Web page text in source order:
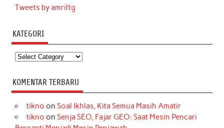
Tweets by amriltg
KATEGORI
Kategori
KOMENTAR TERBARU
tikno on Soal Ikhlas, Kita Semua Masih Amatir
tikno on Senja SEO, Fajar GEO: Saat Mesin Pencari